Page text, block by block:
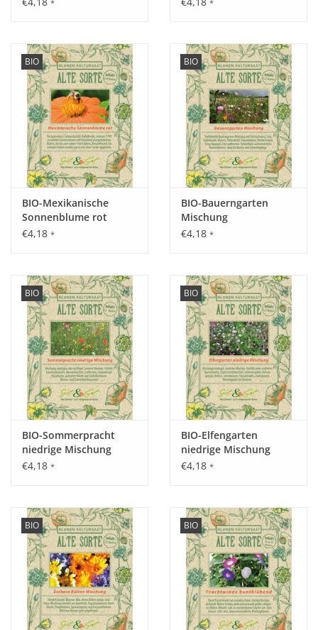
Hecke.
Aussaat:
Im März Vorzucht drinnen oder ab April - Mai breitwürfig
oder in Reihen an Ort und Stelle.
Keimung:
2 – 3 Wochen nach der Aussaat bei einer optimalen
Temperatur von 16 – 18 °C.
Kultur:
Bei Reihenpflanzung Abstand 50 cm, in der Reihe 10 cm.
Eventuell später auf Abstand verziehen.
Saattiefe: 1 - 2 cm.
Standort:
Sonnige Lage. Leichtere, gut durchlässige, nicht zu
nährstoffreiche Böden. Bei Überdüngung geringe
Blütenbildung.
Ernte / Blüte:
Mitte Juni bis September. Oft schneiden, um so mehr
Blütenstiele treiben nach.
Verwendung:
* *
BIO
BIO-Mexikanische
Sonnenblume rot
€4,18 *
BIO
BIO-Bauerngarten
Mischung
€4,18 *
BIO
BIO-Sommerpracht
niedrige Mischung
€4,18 *
BIO
BIO-Elfengarten
niedrige Mischung
€4,18 *
BIO BIO